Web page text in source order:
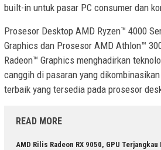
built-in untuk pasar PC consumer dan
Prosesor Desktop AMD Ryzen™ 4000
Graphics dan Prosesor AMD Athlon™
Radeon™ Graphics menghadirkan
canggih di pasaran yang
terbaik yang tersedia pada prosesor
READ MORE
AMD Rilis Radeon RX 9050, GPU